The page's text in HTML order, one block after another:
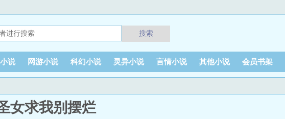
搜索
说 网游小说 科幻小说 灵异小说 言情小说 其他小说 会员书架
女求我别摆烂